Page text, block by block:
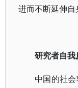
进而不断延伸自
研究者自
中国的社